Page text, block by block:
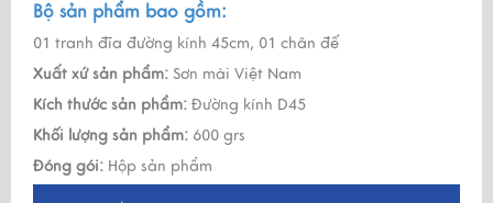
Bộ sản phẩm bao gồm:
01 tranh đĩa đường kính 45cm, 01 chân đế
Xuất xứ sản phẩm: Sơn mài Việt Nam
Kích thước sản phẩm: Đường kính D45
Khối lượng sản phẩm: 600 grs
Đóng gói: Hộp sản phẩm